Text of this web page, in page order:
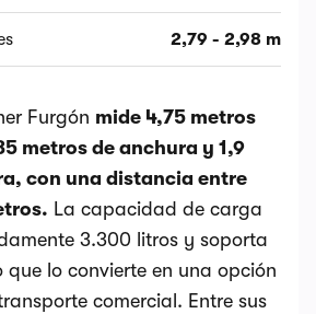
2,79 - 2,98 m
Furgón mide 4,75 metros
metros de anchura y 1,9
con una distancia entre
La capacidad de carga
3.300 litros y soporta
que lo convierte en una opción
comercial. Entre sus